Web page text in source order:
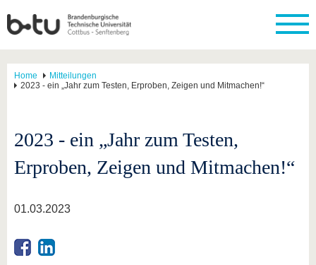
Home
Mitteilungen
2023 - ein „Jahr zum Testen, Erproben, Zeigen und Mitmachen!“
2023 - ein „Jahr zum Testen,
Erproben, Zeigen und Mitmachen!“
01.03.2023